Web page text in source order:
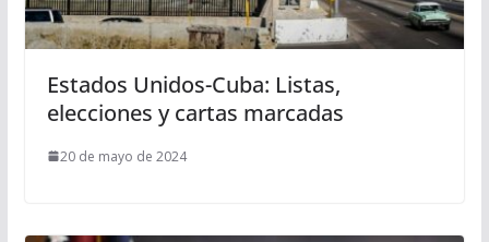
Estados Unidos-Cuba: Listas,
elecciones y cartas marcadas
20 de mayo de 2024